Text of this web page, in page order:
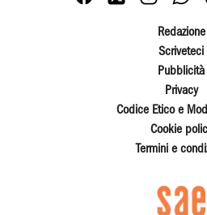
Redazione
Scriveteci
Pubblicità
Privacy
Codice Etico e
Cookie
Termini e